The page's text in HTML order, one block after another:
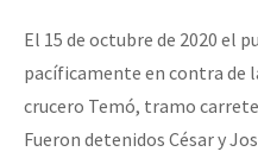
El 15 de octubre de 2020 el
pacíficamente en contra de
crucero Temó, tramo
Fueron detenidos César y